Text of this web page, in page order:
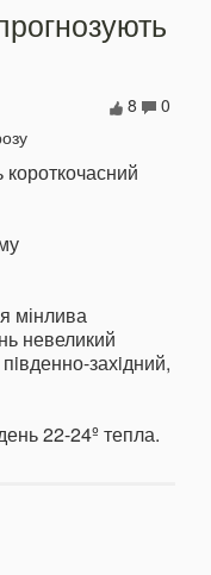
0
8
короткочасний
мінлива
невеликий
захiдний,
22-24º тепла.